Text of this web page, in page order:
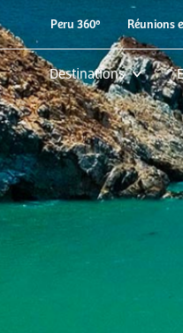
Peru 360º Réunions
Destinations